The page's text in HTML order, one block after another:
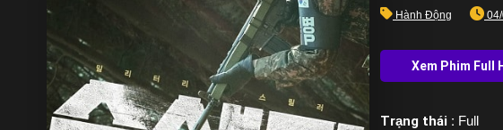
Hành Động
Trạng thái : Full